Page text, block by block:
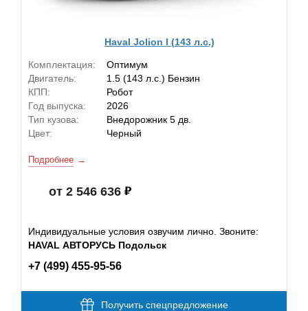
Haval Jolion I (143 л.с.)
Комплектация:
Оптимум
Двигатель:
1.5 (143 л.с.) Бензин
КПП:
Робот
Год выпуска:
2026
Тип кузова:
Внедорожник 5 дв.
Цвет:
Черный
Подробнее
от 2 546 636
Индивидуальные условия озвучим лично. Звоните:
HAVAL АВТОРУСЬ Подольск
+7 (499) 455-95-56
Получить спецпредложение